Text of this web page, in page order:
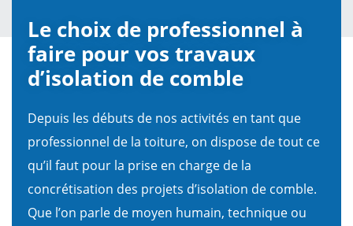
Le choix de professionnel à
faire pour vos travaux
d’isolation de comble
Depuis les débuts de nos activités en tant que
professionnel de la toiture, on dispose de tout ce
qu’il faut pour la prise en charge de la
concrétisation des projets d’isolation de comble.
Que l’on parle de moyen humain, technique ou